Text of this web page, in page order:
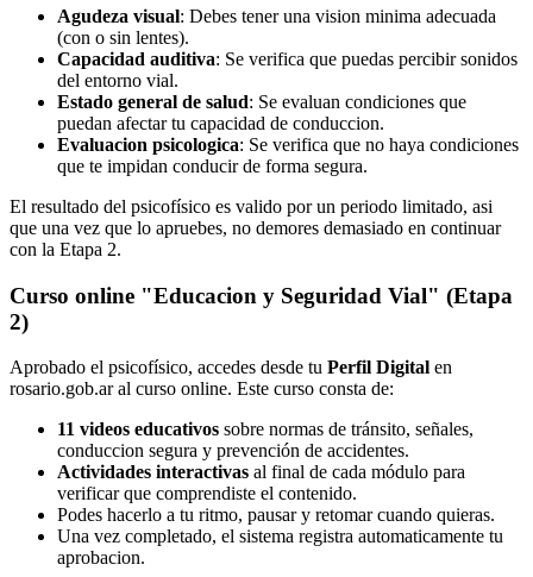
Agudeza visual: Debes tener una vision minima adecuada
(con o sin lentes).
Capacidad auditiva: Se verifica que puedas percibir sonidos
del entorno vial.
Estado general de salud: Se evaluan condiciones que
puedan afectar tu capacidad de conduccion.
Evaluacion psicologica: Se verifica que no haya condiciones
que te impidan conducir de forma segura.
El resultado del psicofísico es valido por un periodo limitado, asi
que una vez que lo apruebes, no demores demasiado en continuar
con la Etapa 2.
Curso online "Educacion y Seguridad Vial" (Etapa
2)
Aprobado el psicofísico, accedes desde tu Perfil Digital en
rosario.gob.ar al curso online. Este curso consta de:
11 videos educativos sobre normas de tránsito, señales,
conduccion segura y prevención de accidentes.
Actividades interactivas al final de cada módulo para
verificar que comprendiste el contenido.
Podes hacerlo a tu ritmo, pausar y retomar cuando quieras.
Una vez completado, el sistema registra automaticamente tu
aprobacion.